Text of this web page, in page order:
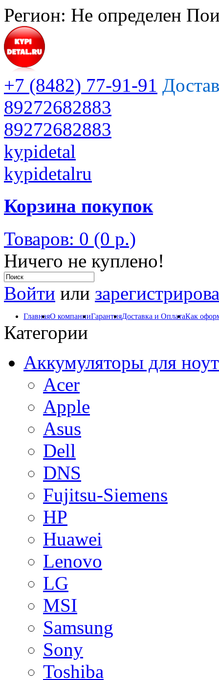
Регион: Не определен
+7 (8482) 77-91-91
89272682883
89272682883
kypidetal
kypidetalru
Корзина покупок
Товаров: 0 (0 р.)
Ничего не куплено!
Войти или
ГлавнаяО компанииГарантияДоставка и ОплатаКак
Категории
Аккумуляторы для
Acer
Apple
Asus
Dell
DNS
Fujitsu-Siemens
HP
Huawei
Lenovo
LG
MSI
Samsung
Sony
Toshiba